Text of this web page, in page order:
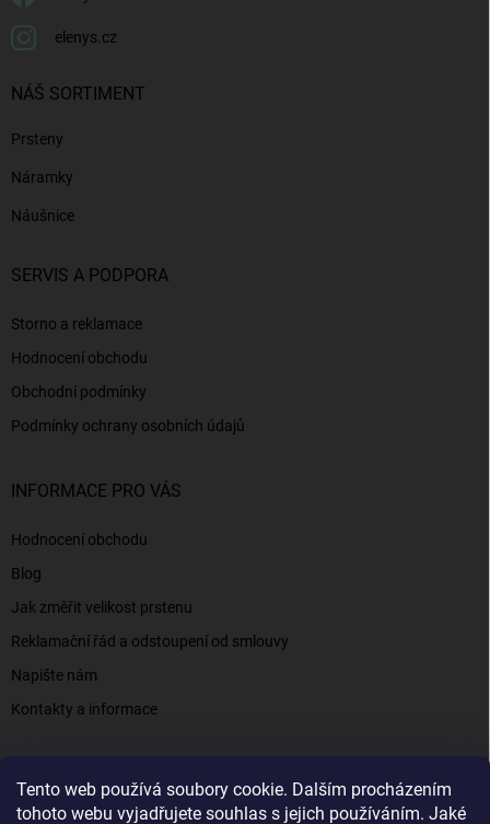
Tento web používá soubory cookie. Dalším procházením
tohoto webu vyjadřujete souhlas s jejich používáním. Jaké
elenys.cz
NÁŠ SORTIMENT
Prsteny
Náramky
Náušnice
SERVIS A PODPORA
Storno a reklamace
Hodnocení obchodu
Obchodní podmínky
Podmínky ochrany osobních údajů
INFORMACE PRO VÁS
Hodnocení obchodu
Blog
Jak změřit velikost prstenu
Reklamační řád a odstoupení od smlouvy
Napište nám
Kontakty a informace
Elenys.cz - šperky, kterým věříte už od roku 2016